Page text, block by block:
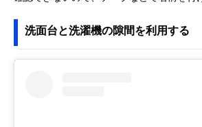
洗面台と洗濯機の隙間を利用する